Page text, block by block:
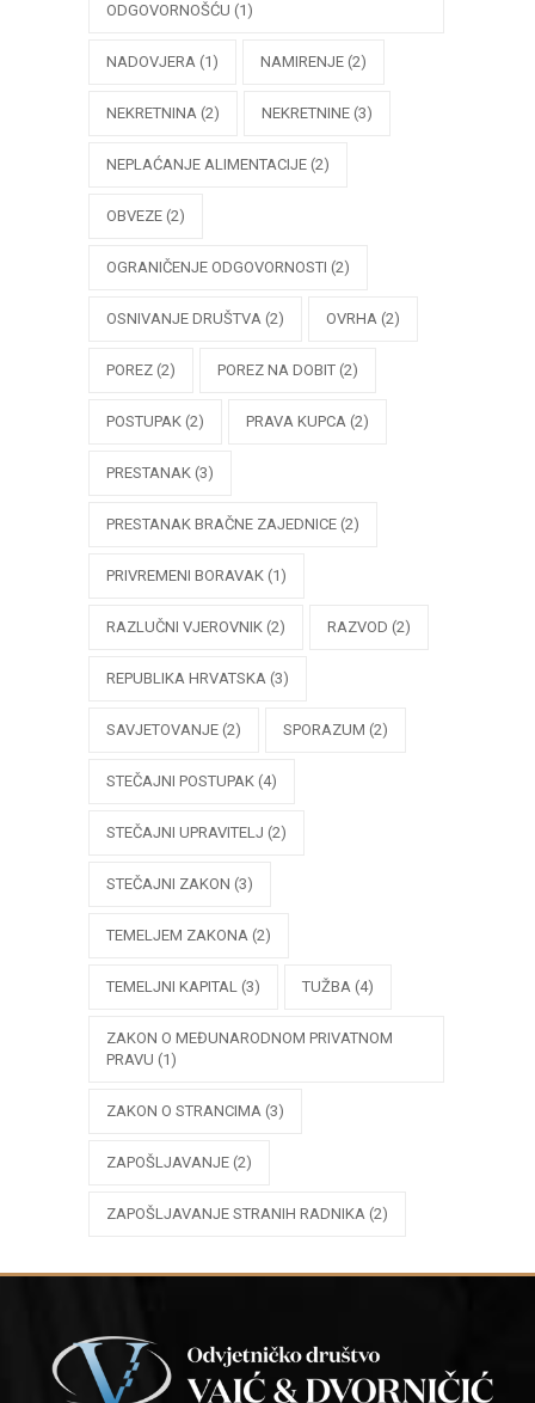
ODGOVORNOŠĆU (1)
NADOVJERA (1) NAMIRENJE (2)
NEKRETNINA (2) NEKRETNINE (3)
NEPLAĆANJE ALIMENTACIJE (2)
OBVEZE (2)
OGRANIČENJE ODGOVORNOSTI (2)
OSNIVANJE DRUŠTVA (2) OVRHA (2)
POREZ (2) POREZ NA DOBIT (2)
POSTUPAK (2) PRAVA KUPCA (2)
PRESTANAK (3)
PRESTANAK BRAČNE ZAJEDNICE (2)
PRIVREMENI BORAVAK (1)
RAZLUČNI VJEROVNIK (2) RAZVOD (2)
REPUBLIKA HRVATSKA (3)
SAVJETOVANJE (2) SPORAZUM (2)
STEČAJNI POSTUPAK (4)
STEČAJNI UPRAVITELJ (2)
STEČAJNI ZAKON (3)
TEMELJEM ZAKONA (2)
TEMELJNI KAPITAL (3) TUŽBA (4)
ZAKON O MEĐUNARODNOM PRIVATNOM
PRAVU (1)
ZAKON O STRANCIMA (3)
ZAPOŠLJAVANJE (2)
ZAPOŠLJAVANJE STRANIH RADNIKA (2)